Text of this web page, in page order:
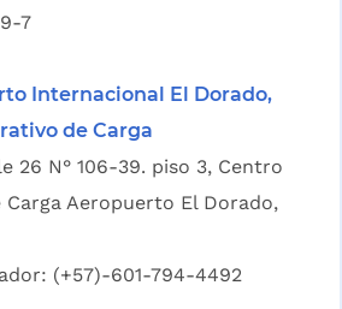
7
Internacional El Dorado,
de Carga
26 N° 106-39. piso 3, Centro
Aeropuerto El Dorado,
(+57)-601-794-4492